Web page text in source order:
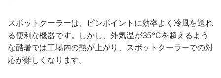
スポットクーラーは、ピンポイントに効率よく冷風を送れ
る便利な機器です。しかし、外気温が35℃を超えるよう
な酷暑では工場内の熱が上がり、スポットクーラーでの対
応が難しくなります。